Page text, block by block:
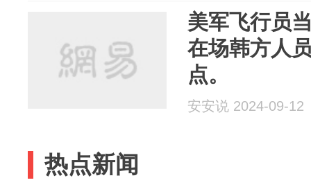
美军飞行员
在场韩方人
点。
安安说 2024-09-12
热点新闻